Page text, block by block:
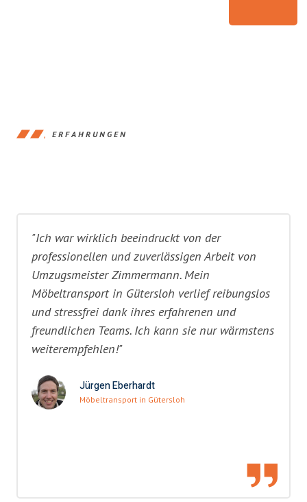
ERFAHRUNGEN
"Ich war wirklich beeindruckt von der
professionellen und zuverlässigen Arbeit von
Umzugsmeister Zimmermann. Mein
Möbeltransport in Gütersloh verlief reibungslos
und stressfrei dank ihres erfahrenen und
freundlichen Teams. Ich kann sie nur wärmstens
weiterempfehlen!"
Jürgen Eberhardt
Möbeltransport in Gütersloh